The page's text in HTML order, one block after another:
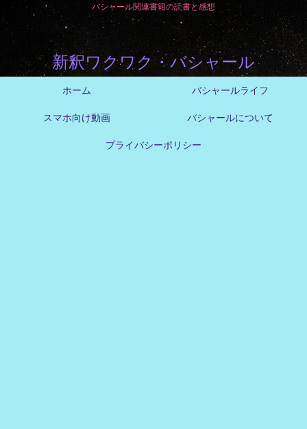
バシャール関連書籍の読書と感想
新釈ワクワク・バシャール
ホーム バシャールライフ
スマホ向け動画 バシャールについて
プライバシーポリシー